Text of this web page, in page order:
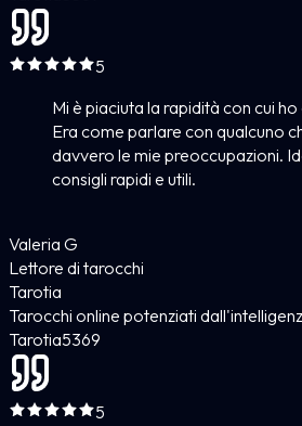
5
Mi è piaciuta la rapidità con cui
Era come parlare con qualcuno
davvero le mie preoccupazioni.
consigli rapidi e utili.
Valeria G
Lettore di tarocchi
Tarotia
Tarocchi online potenziati
Tarotia5369
5